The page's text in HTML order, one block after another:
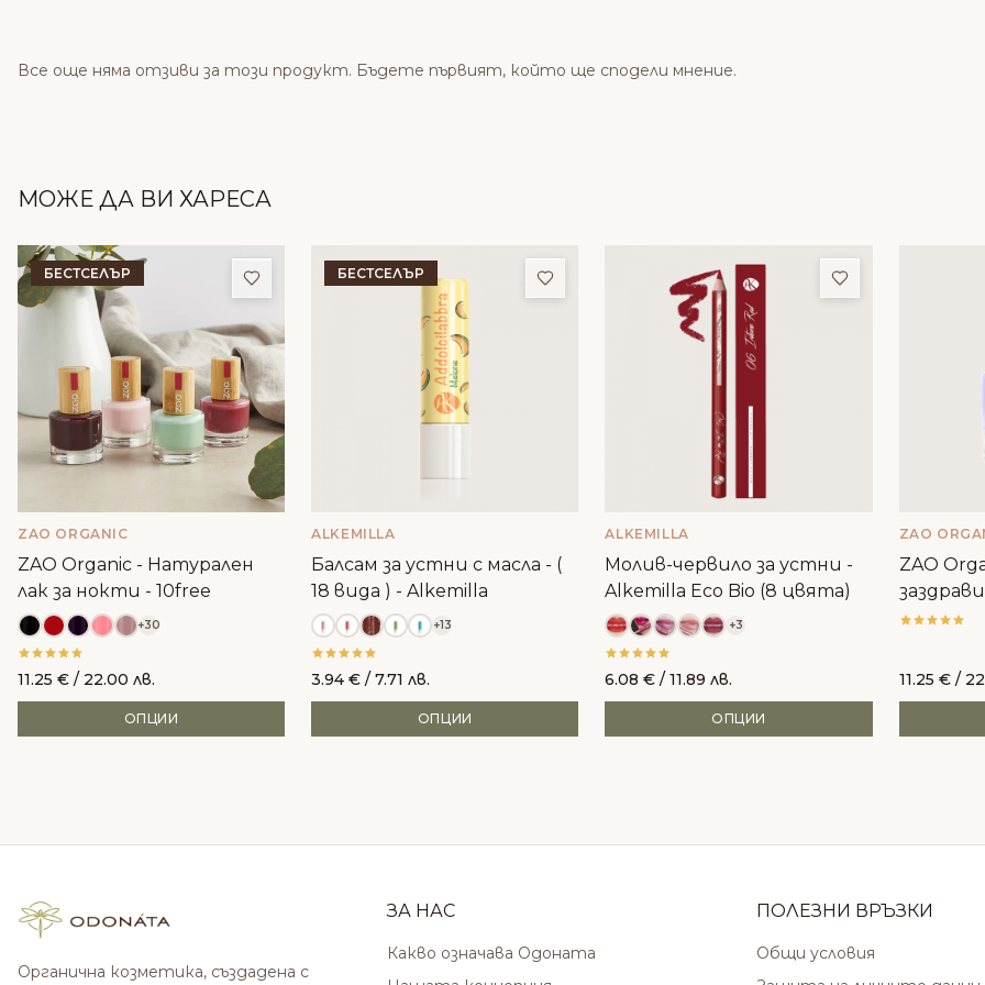
Все още няма отзиви за този продукт. Бъдете първият, който ще сподели мнение.
МОЖЕ ДА ВИ ХАРЕСА
БЕСТСЕЛЪР Добави в любими
ZAO ORGANIC
ZAO Organic - Натурален
лак за нокти - 10free
+30
11.25 € / 22.00 лв.
ОПЦИИ
БЕСТСЕЛЪР Добави в любими
ALKEMILLA
Балсам за устни с масла - (
18 вида ) - Alkemilla
+13
3.94€ / 7.71 лв.
ОПЦИИ
Добави в
ALKEMILLA
Молив-червило за устни -
Alkemilla Eco Bio (8 цвята)
+3
6.08€ / 11.89 лв.
ОПЦИИ
ZAO
ZAO
11.25 €/
Органична козметика, създадена с
ЗА НАС
Какво означава Одоната
ПОЛЕЗНИ ВРЪЗКИ
Общи условия